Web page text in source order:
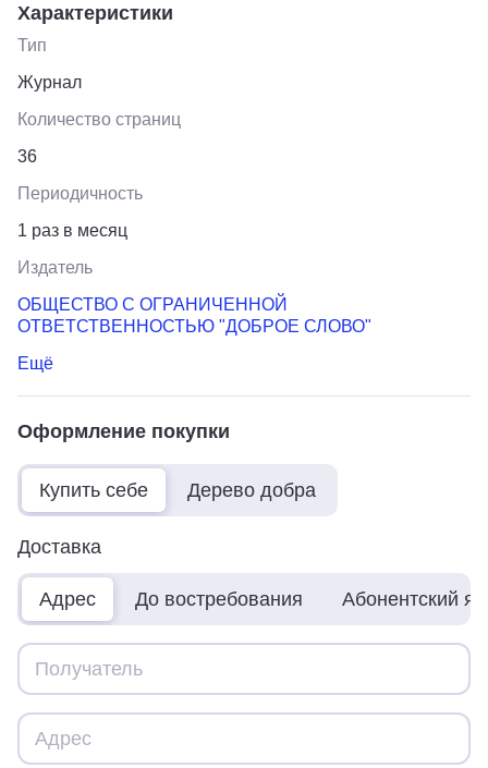
Характеристики
Тип
Журнал
Количество страниц
36
Периодичность
1 раз в месяц
Издатель
ОБЩЕСТВО С ОГРАНИЧЕННОЙ
ОТВЕТСТВЕННОСТЬЮ "ДОБРОЕ СЛОВО"
Ещё
Оформление покупки
Купить себе Дерево добра
Доставка
Адрес До востребования Абонентский